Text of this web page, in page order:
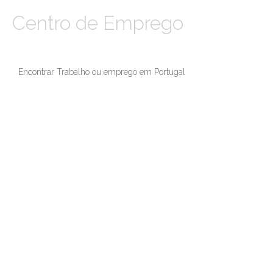
Centro de Emprego
Encontrar Trabalho ou emprego em Portugal